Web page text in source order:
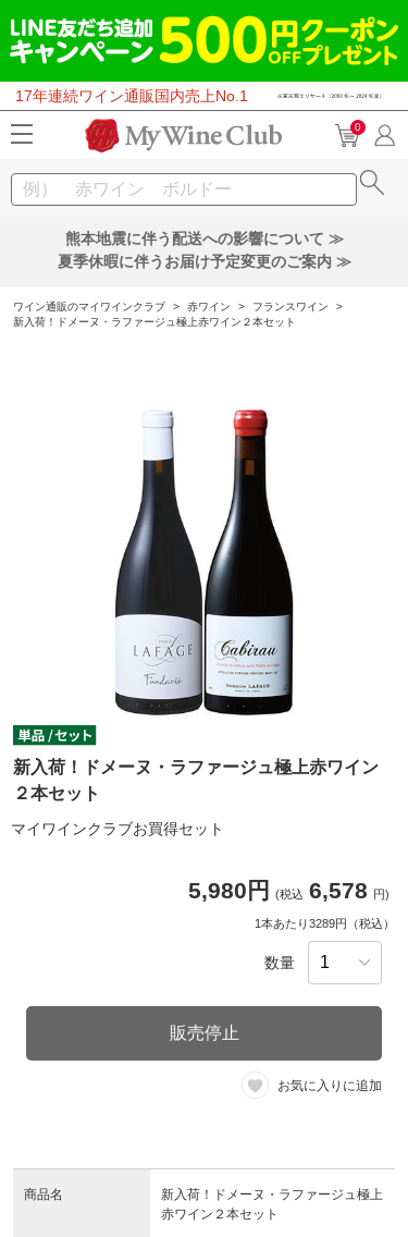
17年連続ワイン通販国内売上No.1
0
熊本地震に伴う配送への影響について ≫
夏季休暇に伴うお届け予定変更のご案内 ≫
ワイン通販のマイワインクラブ > 赤ワイン > フランスワイン
>
新入荷！ドメーヌ・ラファージュ極上赤ワイン２本セット
新入荷！ドメーヌ・ラファージュ極上赤ワイン
２本セット
マイワインクラブお買得セット
5,980円 (税込 6,578 円)
1本あたり3289円（税込）
数量
販売停止
お気に入りに追加
商品名
新入荷！ドメーヌ・ラファージュ極上
赤ワイン２本セット